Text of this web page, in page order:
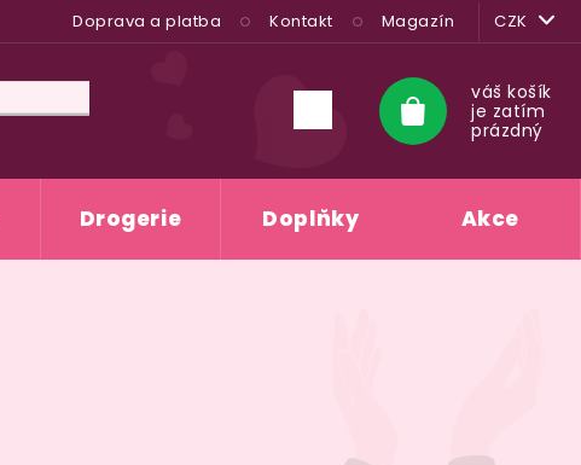
Doprava a platba Kontakt Magazín CZK
Nákupní
košík
váš košík
je zatím
prázdný
Drogerie Doplňky Akce